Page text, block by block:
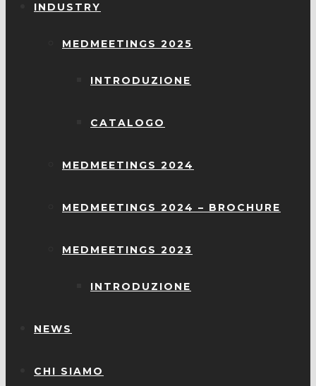
INDUSTRY
MEDMEETINGS 2025
INTRODUZIONE
CATALOGO
MEDMEETINGS 2024
MEDMEETINGS 2024 – BROCHURE
MEDMEETINGS 2023
INTRODUZIONE
NEWS
CHI SIAMO